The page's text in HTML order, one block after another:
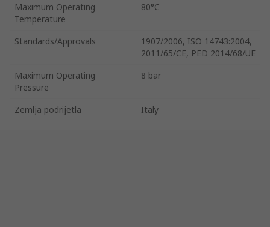
Maximum Operating
Temperature
80°C
Standards/Approvals
1907/2006, ISO 14743:2004,
2011/65/CE, PED 2014/68/UE
Maximum Operating
Pressure
8 bar
Zemlja podrijetla Italy